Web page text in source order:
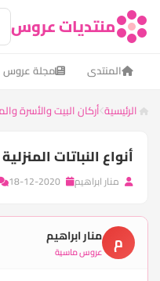
منتديات عروس
المنتدى مجلة عروس
الرئيسية أركان البيت والأسرة
أنواع النباتات المنزلية
منار ابراهيم
م منار ابراهيم
عروس ماسية